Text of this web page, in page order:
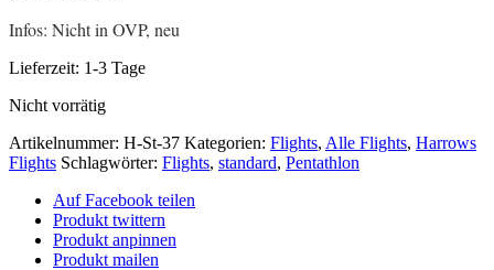
Infos: Nicht in OVP, neu
Lieferzeit: 1-3 Tage
Nicht vorrätig
Artikelnummer: H-St-37 Kategorien: Flights, Alle Flights, Harrows
Flights Schlagwörter: Flights, standard, Pentathlon
Auf Facebook teilen
Produkt twittern
Produkt anpinnen
Produkt mailen